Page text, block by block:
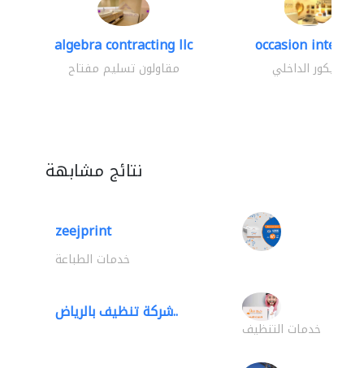
algebra contracting llc
مقاولون تسليم مفتاح
occasion interiors
الديكور الداخلي
نتائج مشابهة
zeejprint
خدمات الطباعة
شركة تنظيف بالرياض..
خدمات التنظيف